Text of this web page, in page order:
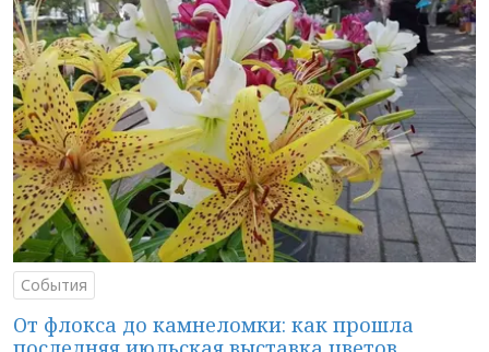
События
От флокса до камнеломки: как прошла